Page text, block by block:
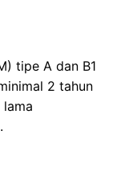
tipe A dan B1
2 tahun